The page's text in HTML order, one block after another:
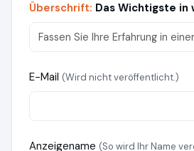
Überschrift: Das Wichtigste in
E-Mail (Wird nicht veröffentlicht.)
Anzeigename (So wird Ihr Name